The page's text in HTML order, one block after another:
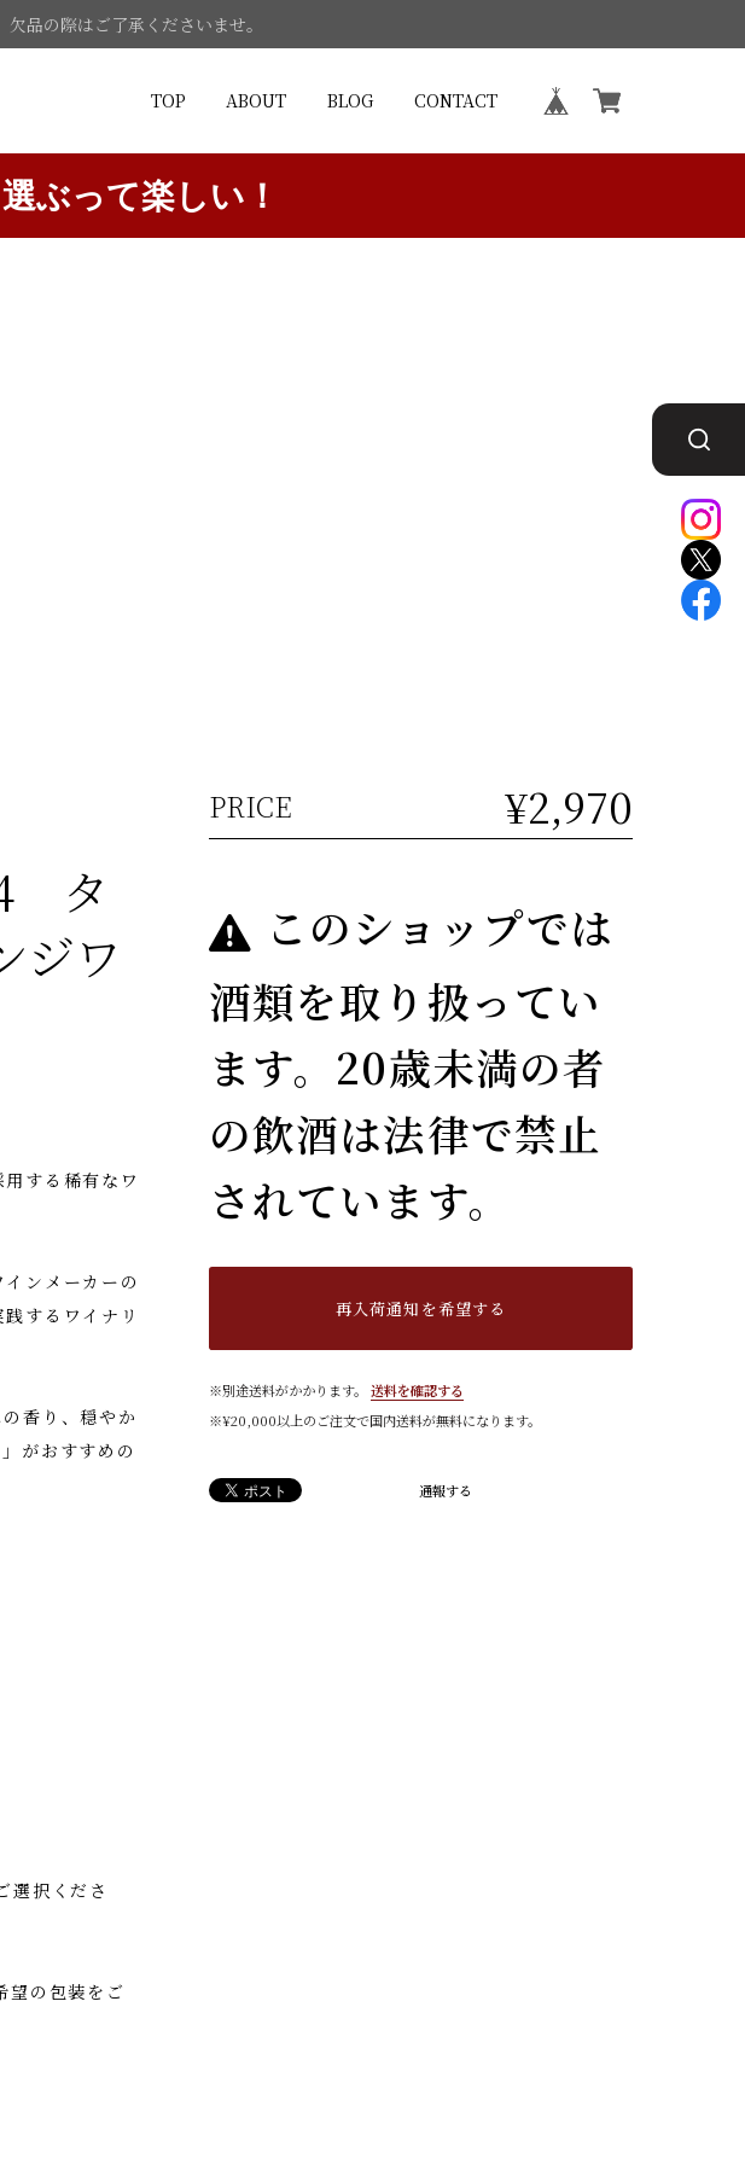
品の際はご了承くださいませ。
TOP ABOUT BLOG CONTACT
ぶって楽しい！
タ
ジワ
する稀有なワ
ンメーカーの
するワイナリ
香り、穏やか
がおすすめの
選択くださ
望の包装をご
PRICE ¥2,970
このショップでは
酒類を取り扱ってい
ます。20歳未満の者
の飲酒は法律で禁止
されています。
再入荷通知を希望する
※別途送料がかかります。
送料を確認する
※¥20,000以上のご注文で国内送料が無料になります。
通報する